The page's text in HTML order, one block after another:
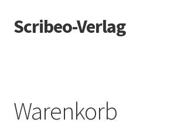
Zur
Navigation
Zum
Inhalt
Scribeo-Verlag
Impressum
Warenkorb